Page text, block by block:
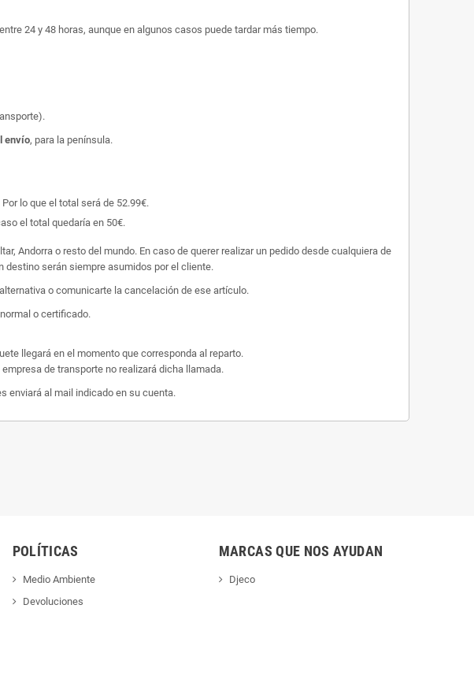
24 y 48 horas, aunque en algunos casos puede tardar más tiempo.
envío, para la península.
lo que el total será de 52.99€.
el total quedaría en 50€.
Andorra o resto del mundo. En caso de querer realizar un pedido desde cualquiera de
serán siempre asumidos por el cliente.
o comunicarte la cancelación de ese artículo.
o certificado.
llegará en el momento que corresponda al reparto.
de transporte no realizará dicha llamada.
enviará al mail indicado en su cuenta.
POLÍTICAS
Medio Ambiente
Devoluciones
MARCAS QUE NOS AYUDAN
Djeco